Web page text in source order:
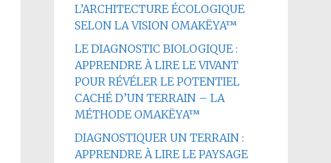
L’ARCHITECTURE ÉCOLOGIQUE
SELON LA VISION OMAKËYA™
LE DIAGNOSTIC BIOLOGIQUE :
APPRENDRE À LIRE LE VIVANT
POUR RÉVÉLER LE POTENTIEL
CACHÉ D’UN TERRAIN – LA
MÉTHODE OMAKËYA™
DIAGNOSTIQUER UN TERRAIN :
APPRENDRE À LIRE LE PAYSAGE